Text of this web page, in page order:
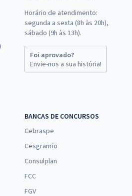
Horário de atendimento:
segunda a sexta (8h às 20h),
sábado (9h às 13h).
Foi aprovado?
Envie-nos a sua história!
BANCAS DE CONCURSOS
Cebraspe
Cesgranrio
Consulplan
FCC
FGV